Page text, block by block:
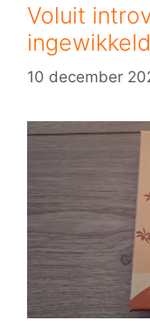
Voluit
10 december